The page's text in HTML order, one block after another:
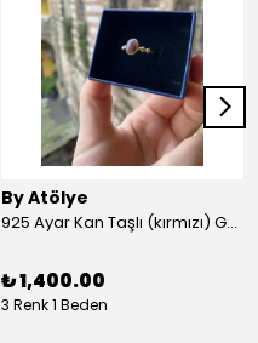
By Atölye
925 Ayar Kan Taşlı (kırmızı) Gümüş Yüzük
₺ 1,400.00
3 Renk 1 Beden